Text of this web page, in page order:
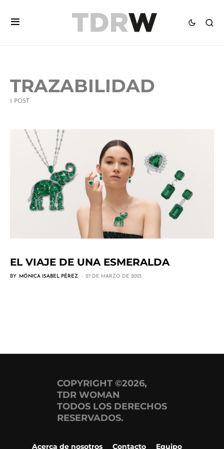
TRAZABILIDAD
1 POST
EL VIAJE DE UNA ESMERALDA
BY MÓNICA ISABEL PÉREZ 27 DE MARZO DE 2025
COPYRIGHT ©2026,
TDR WOMAN
TODOS LOS DERECHOS
RESERVADOS.
Acerca de nosotros Contacto Equipo